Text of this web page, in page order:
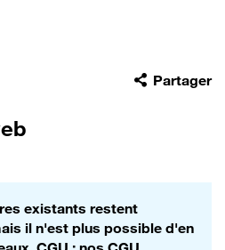
Partager
existants restent
il n'est plus possible d'en